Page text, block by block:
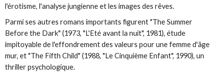
l'érotisme, l'analyse jungienne et les images des rêves.
Parmi ses autres romans importants figurent "The Summer
Before the Dark" (1973, "L'Eté avant la nuit", 1981), étude
impitoyable de l'effondrement des valeurs pour une femme d'âge
mur, et "The Fifth Child" (1988, "Le Cinquième Enfant", 1990), un
thriller psychologique.